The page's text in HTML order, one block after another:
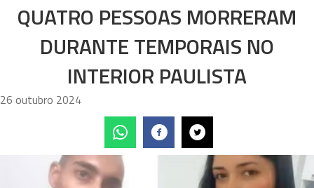
QUATRO PESSOAS MORRERAM
DURANTE TEMPORAIS NO
INTERIOR PAULISTA
26 outubro 2024